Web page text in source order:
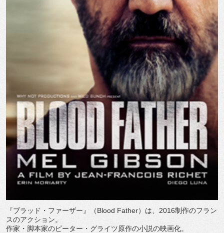
『ブラッド・ファーザー』（Blood Father）は、2016制作のフラン
スのアクション。
作家・脚本家のピーター・グライツ原作の小説の映画化。